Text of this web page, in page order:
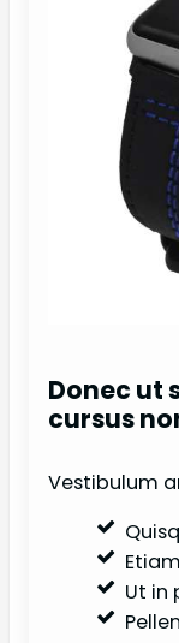
Donec ut
cursus
Vestibulum
Ut in